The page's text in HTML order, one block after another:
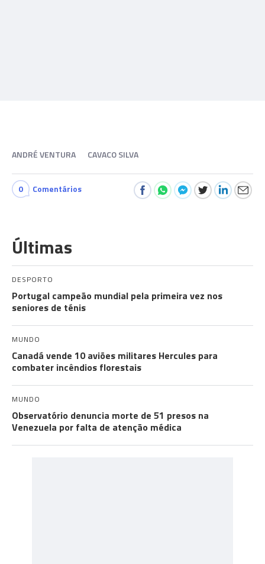
ANDRÉ VENTURA CAVACO SILVA
0 Comentários
Últimas
DESPORTO
Portugal campeão mundial pela primeira vez nos
seniores de ténis
MUNDO
Canadá vende 10 aviões militares Hercules para
combater incêndios florestais
MUNDO
Observatório denuncia morte de 51 presos na
Venezuela por falta de atenção médica